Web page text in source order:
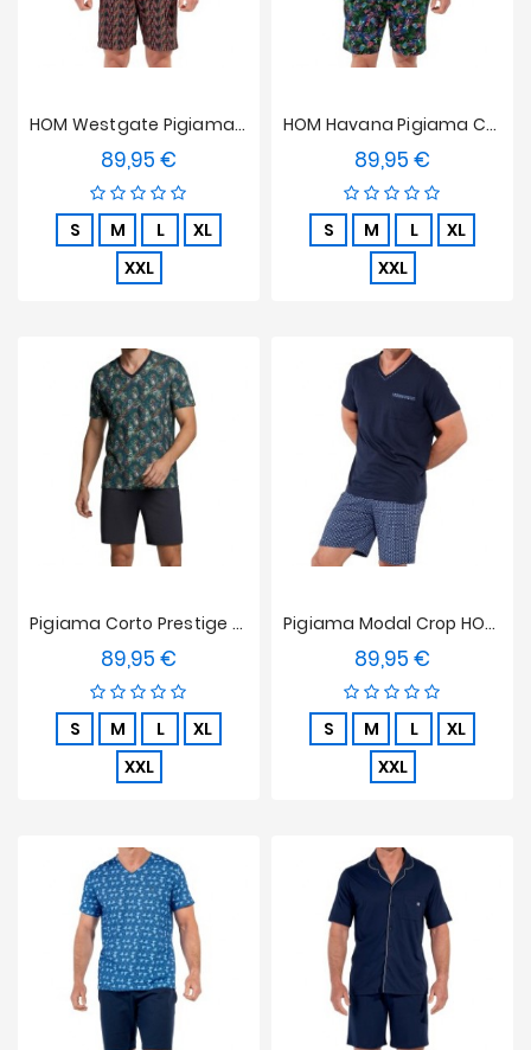
HOM Westgate Pigiama Corta
89,95 €
S M L
XL
XXL
HOM Havana Pigiama Corto
89,95 €
S M L
XL
XXL
Pigiama Corto Prestige Emerald
89,95 €
S M L
XL
XXL
Pigiama Modal Crop HOM Hampton
89,95 €
S M L
XL
XXL